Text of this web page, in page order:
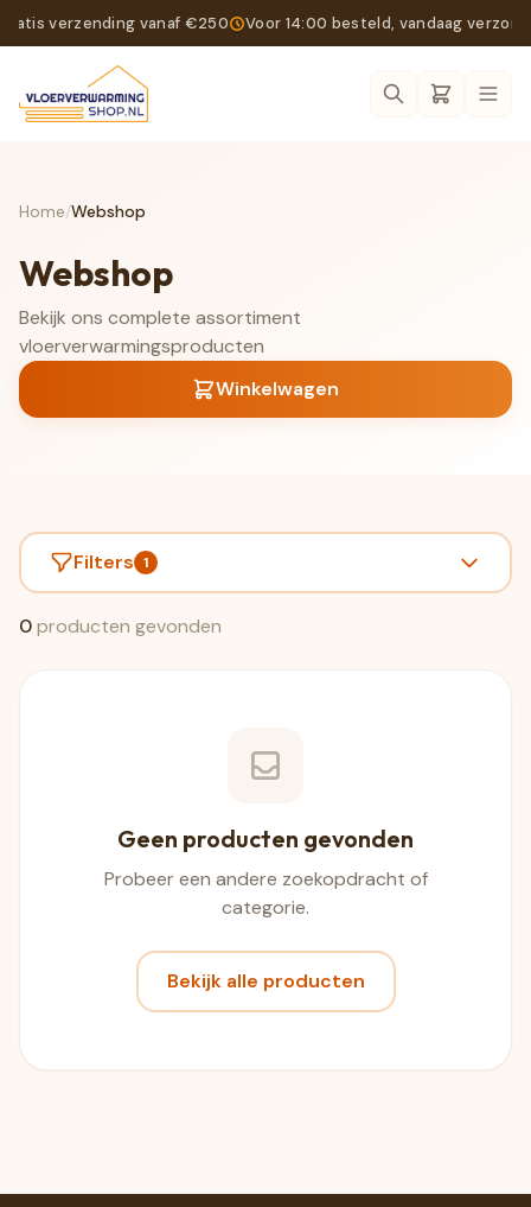
verzending vanaf €250 Voor 14:00 besteld, vandaag
Home/Webshop
Webshop
Bekijk ons complete assortiment
vloerverwarmingsproducten
Winkelwagen
Filters 1
0producten gevonden
Geen producten gevonden
Probeer een andere zoekopdracht of
categorie.
Bekijk alle producten